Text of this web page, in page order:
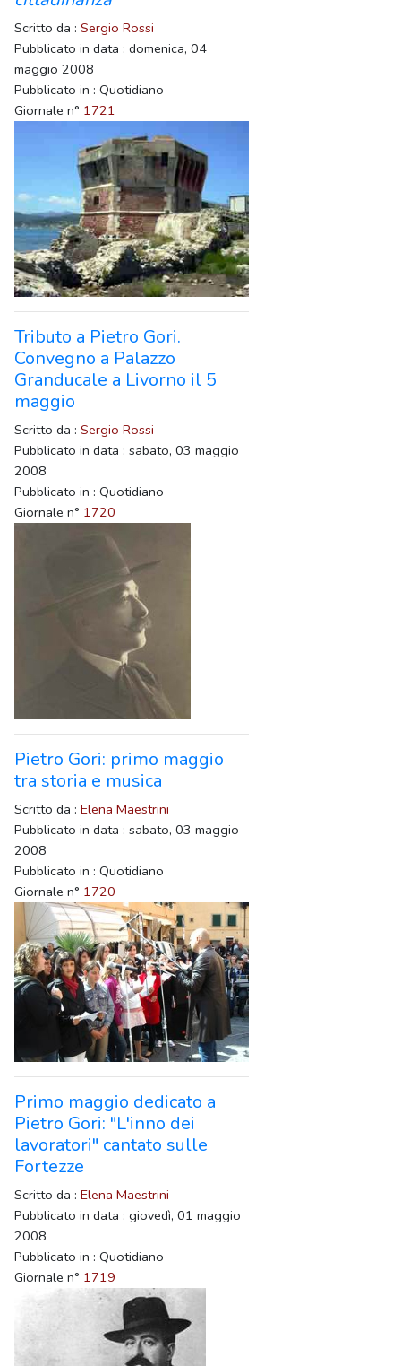
Scritto da : Sergio Rossi
Pubblicato in data : domenica, 04
maggio 2008
Pubblicato in : Quotidiano
Giornale n° 1721
Tributo a Pietro Gori.
Convegno a Palazzo
Granducale a Livorno il 5
maggio
Scritto da : Sergio Rossi
Pubblicato in data : sabato, 03 maggio
2008
Pubblicato in : Quotidiano
Giornale n° 1720
Pietro Gori: primo maggio
tra storia e musica
Scritto da : Elena Maestrini
Pubblicato in data : sabato, 03 maggio
2008
Pubblicato in : Quotidiano
Giornale n° 1720
Primo maggio dedicato a
Pietro Gori: "L'inno dei
lavoratori" cantato sulle
Fortezze
Scritto da : Elena Maestrini
Pubblicato in data : giovedì, 01 maggio
2008
Pubblicato in : Quotidiano
Giornale n° 1719